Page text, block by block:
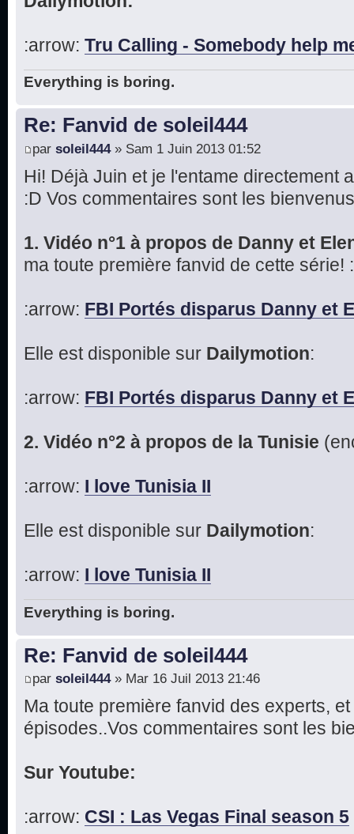
:arrow: Tru Calling - Somebody help
Everything is boring.
Re: Fanvid de soleil444
par soleil444» Sam 1 Juin 2013 01:52
Hi! Déjà Juin et je l'entame directement
:D Vos commentaires sont les
1. Vidéo n°1 à propos de Danny et
ma toute première fanvid de cette série!
:arrow: FBI Portés disparus Danny et
Elle est disponible sur Dailymotion:
:arrow: FBI Portés disparus Danny et
2. Vidéo n°2 à propos de la Tunisie
:arrow: I love Tunisia II
Elle est disponible sur Dailymotion:
:arrow: I love Tunisia II
Everything is boring.
Re: Fanvid de soleil444
par soleil444» Mar 16 Juil 2013 21:46
Ma toute première fanvid des experts,
épisodes..Vos commentaires sont les
Sur Youtube:
:arrow: CSI : Las Vegas Final season 5